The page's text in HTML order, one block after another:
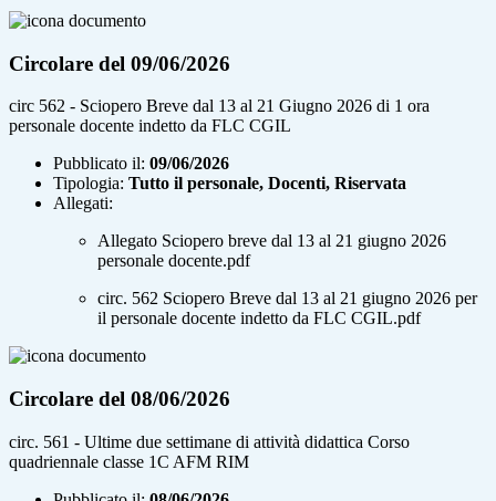
Circolare del 09/06/2026
circ 562 - Sciopero Breve dal 13 al 21 Giugno 2026 di 1 ora
personale docente indetto da FLC CGIL
Pubblicato il: 09/06/2026
Tipologia: Tutto il personale, Docenti, Riservata
Allegati:
Allegato Sciopero breve dal 13 al 21 giugno 2026
personale docente.pdf
circ. 562 Sciopero Breve dal 13 al 21 giugno 2026 per
il personale docente indetto da FLC CGIL.pdf
Circolare del 08/06/2026
circ. 561 - Ultime due settimane di attività didattica Corso
quadriennale classe 1C AFM RIM